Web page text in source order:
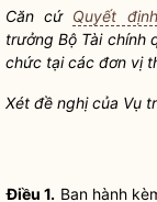
Căn cứ Quyết
trưởng Bộ Tài chính
chức tại các đơn vị
Xét đề nghị của Vụ
Điều 1. Ban hành